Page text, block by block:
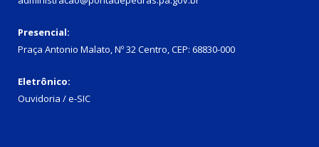
Presencial:
Praça Antonio Malato, Nº 32 Centro, CEP: 68830-000
Eletrônico:
Ouvidoria / e-SIC